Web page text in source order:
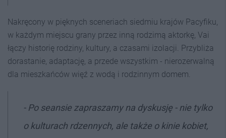
Nakręcony w pięknych sceneriach siedmiu krajów Pacyfiku,
w każdym miejscu grany przez inną rodzimą aktorkę, Vai
łączy historię rodziny, kultury, a czasami izolacji. Przybliża
dorastanie, adaptację, a przede wszystkim - nierozerwalną
dla mieszkańców więź z wodą i rodzinnym domem.
- Po seansie zapraszamy na dyskusję - nie tylko
o kulturach rdzennych, ale także o kinie kobiet,